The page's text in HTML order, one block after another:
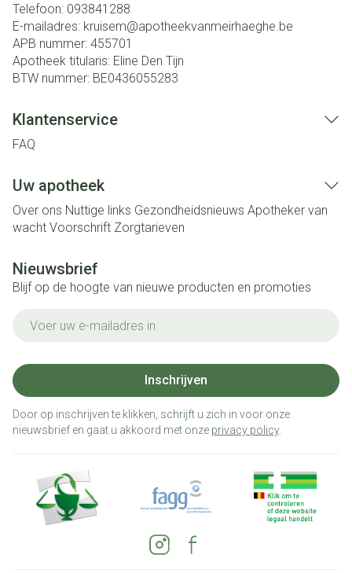
Telefoon: 093841288
E-mailadres: kruisem@apotheekvanmeirhaeghe.be
APB nummer: 455701
Apotheek titularis: Eline Den Tijn
BTW nummer: BE0436055283
Klantenservice
FAQ
Uw apotheek
Over ons Nuttige links Gezondheidsnieuws Apotheker van
wacht Voorschrift Zorgtarieven
Nieuwsbrief
Blijf op de hoogte van nieuwe producten en promoties
Inschrijven
Door op inschrijven te klikken, schrijft u zich in voor onze
nieuwsbrief en gaat u akkoord met onze privacy policy.